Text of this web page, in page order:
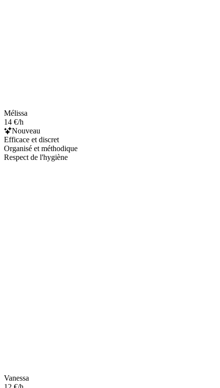
Mélissa
14 €/h
Nouveau
Efficace et discret
Organisé et méthodique
Respect de l'hygiène
Vanessa